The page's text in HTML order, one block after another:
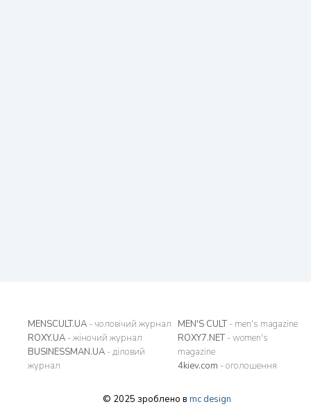
MENSCULT.UA - чоловічий журнал
ROXY.UA - жіночий журнал
BUSINESSMAN.UA - діловий
журнал
MEN'S CULT- men's magazine
ROXY7.NET- women's
magazine
4kiev.com - оголошення
© 2025 зроблено в mc design